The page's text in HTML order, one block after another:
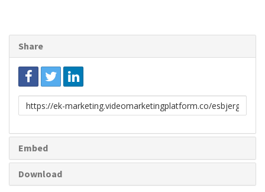
Share
Link
to
Embed
Download